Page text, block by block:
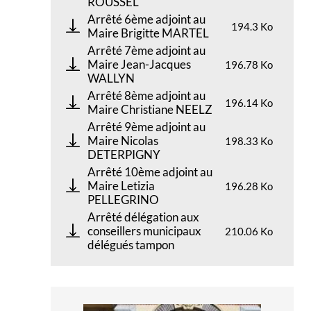
Arrêté 6ème adjoint au
Maire Brigitte MARTEL
194.3 Ko
Arrêté 7ème adjoint au
Maire Jean-Jacques
WALLYN
196.78 Ko
Arrêté 8ème adjoint au
Maire Christiane NEELZ
196.14 Ko
Arrêté 9ème adjoint au
Maire Nicolas
DETERPIGNY
198.33 Ko
Arrêté 10ème adjoint au
Maire Letizia
PELLEGRINO
196.28 Ko
Arrêté délégation aux
conseillers municipaux
délégués tampon
210.06 Ko